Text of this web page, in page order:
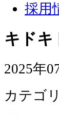
採用
キドキ
2025年
カテゴ